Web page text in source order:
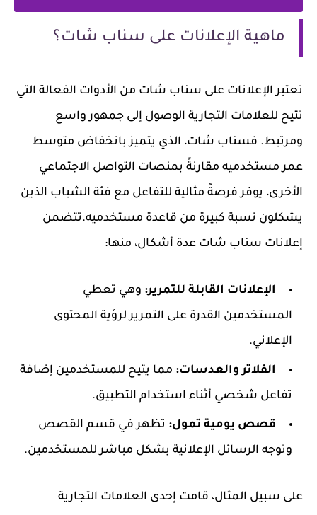
ماهية الإعلانات على سناب شات؟
تعتبر الإعلانات على سناب شات من الأدوات الفعالة التي
تتيح للعلامات التجارية الوصول إلى جمهور واسع
ومرتبط. فسناب شات، الذي يتميز بانخفاض متوسط
عمر مستخدميه مقارنةً بمنصات التواصل الاجتماعي
الأخرى، يوفر فرصةً مثالية للتفاعل مع فئة الشباب الذين
يشكلون نسبة كبيرة من قاعدة مستخدميه.تتضمن
إعلانات سناب شات عدة أشكال، منها:
الإعلانات القابلة للتمرير: وهي تعطي
المستخدمين القدرة على التمرير لرؤية المحتوى
الإعلاني.
الفلاتر والعدسات: مما يتيح للمستخدمين إضافة
تفاعل شخصي أثناء استخدام التطبيق.
قصص يومية تمول: تظهر في قسم القصص
وتوجه الرسائل الإعلانية بشكل مباشر للمستخدمين.
على سبيل المثال، قامت إحدى العلامات التجارية